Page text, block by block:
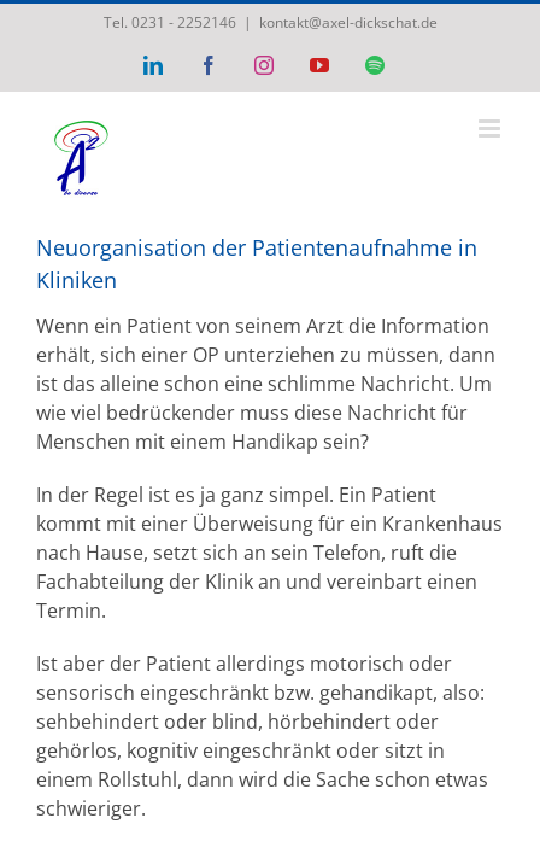
Tel. 0231 - 2252146 | kontakt@axel-dickschat.de
LinkedIn FacebookInstagramYouTubeSpotify
Neuorganisation der Patientenaufnahme in
Kliniken
Wenn ein Patient von seinem Arzt die Information
erhält, sich einer OP unterziehen zu müssen, dann
ist das alleine schon eine schlimme Nachricht. Um
wie viel bedrückender muss diese Nachricht für
Menschen mit einem Handikap sein?
In der Regel ist es ja ganz simpel. Ein Patient
kommt mit einer Überweisung für ein Krankenhaus
nach Hause, setzt sich an sein Telefon, ruft die
Fachabteilung der Klinik an und vereinbart einen
Termin.
Ist aber der Patient allerdings motorisch oder
sensorisch eingeschränkt bzw. gehandikapt, also:
sehbehindert oder blind, hörbehindert oder
gehörlos, kognitiv eingeschränkt oder sitzt in
einem Rollstuhl, dann wird die Sache schon etwas
schwieriger.